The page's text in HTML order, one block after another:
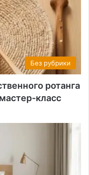
Без рубрики
ротанга
класс